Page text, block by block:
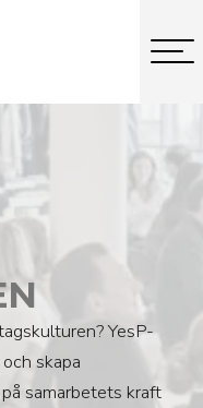
YesP-
skapa
samarbetets kraft